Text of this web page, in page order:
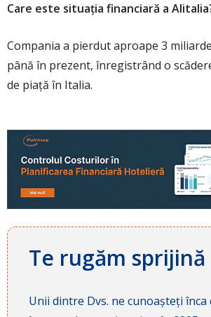
Care este situația financiară a
Compania a pierdut aproape 3
până în prezent, înregistrând o
de piață în Italia.
Te rugăm sprijină
Unii dintre Dvs. ne cunoașteți înca